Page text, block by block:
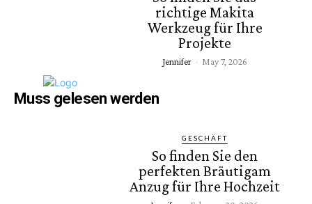
richtige Makita
Werkzeug für Ihre
Projekte
Jennifer - May 7, 2026
Muss gelesen werden
GESCHÄFT
So finden Sie den
perfekten Bräutigam
Anzug für Ihre Hochzeit